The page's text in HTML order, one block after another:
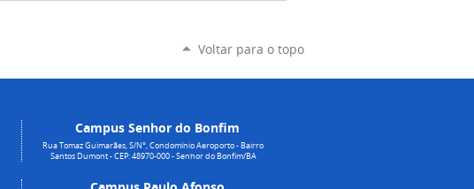
Voltar para o topo
Campus Senhor do Bonfim
Rua Tomaz Guimarães, S/N°, Condomínio Aeroporto - Bairro
Santos Dumont - CEP: 48970-000 - Senhor do Bonfim/BA